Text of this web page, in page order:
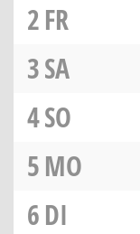
2FR
3SA
4SO
5MO
6DI